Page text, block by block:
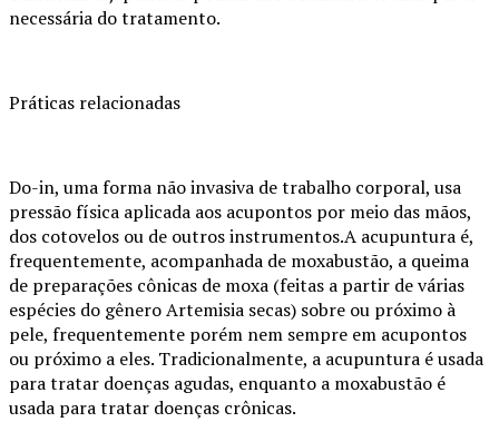
necessária do tratamento.
Práticas relacionadas
Do-in, uma forma não invasiva de trabalho corporal, usa
pressão física aplicada aos acupontos por meio das mãos,
dos cotovelos ou de outros instrumentos.A acupuntura é,
frequentemente, acompanhada de moxabustão, a queima
de preparações cônicas de moxa (feitas a partir de várias
espécies do gênero Artemisia secas) sobre ou próximo à
pele, frequentemente porém nem sempre em acupontos
ou próximo a eles. Tradicionalmente, a acupuntura é usada
para tratar doenças agudas, enquanto a moxabustão é
usada para tratar doenças crônicas.